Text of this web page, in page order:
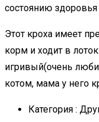
состоянию
Этот кроха имеет
корм и ходит в
игривый(очень
котом, мама у него
Категория :